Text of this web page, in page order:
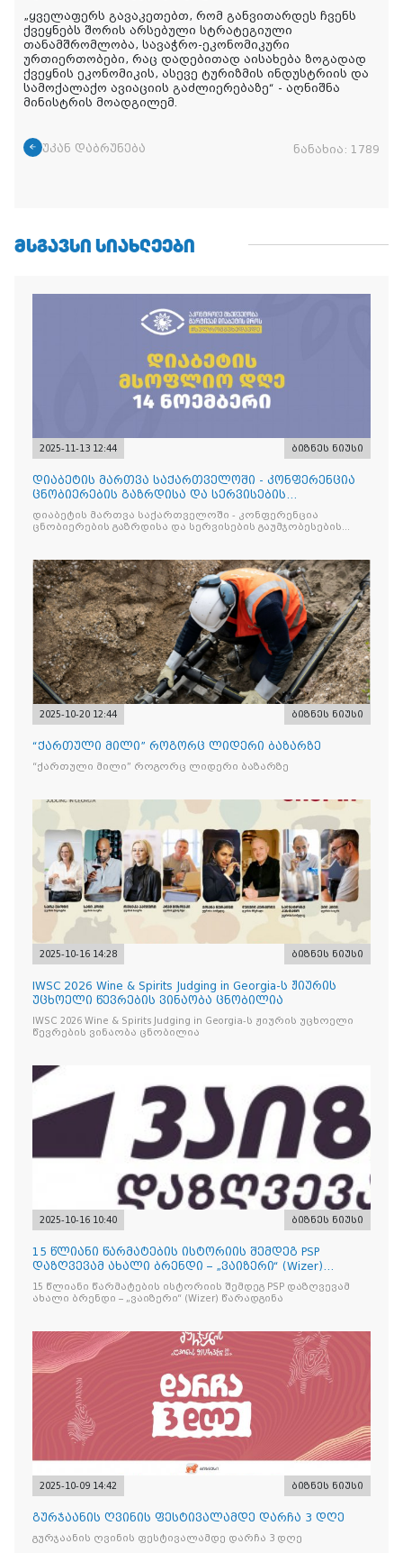
„ყველაფერს გავაკეთებთ, რომ განვითარდეს ჩვენს
ქვეყნებს შორის არსებული სტრატეგიული
თანამშრომლობა, სავაჭრო-ეკონომიკური
ურთიერთობები, რაც დადებითად აისახება ზოგადად
ქვეყნის ეკონომიკის, ასევე ტურიზმის ინდუსტრიის და
სამოქალაქო ავიაციის გაძლიერებაზე“ - აღნიშნა
მინისტრის მოადგილემ.
უკან დაბრუნება ნანახია: 1789
ᲛᲡᲒᲐᲕᲡᲘ ᲡᲘᲐᲮᲚᲔᲔᲑᲘ
2025-11-13 12:44 ბიზნეს ნიუსი
დიაბეტის მართვა საქართველოში - კონფერენცია
ცნობიერების გაზრდისა და სერვისების
გაუმჯობესების მიზნით
დიაბეტის მართვა საქართველოში - კონფერენცია
ცნობიერების გაზრდისა და სერვისების გაუმჯობესების
2025-10-20 12:44 ბიზნეს ნიუსი
“ქართული მილი” როგორც ლიდერი ბაზარზე
“ქართული მილი” როგორც ლიდერი ბაზარზე
2025-10-16 14:28 ბიზნეს ნიუსი
IWSC 2026 Wine & Spirits Judging in Georgia-ს ჟიურის
უცხოელი წევრების ვინაობა ცნობილია
IWSC 2026 Wine & Spirits Judging in Georgia-ს ჟიურის უცხოელი
წევრების ვინაობა ცნობილია
2025-10-16 10:40 ბიზნეს ნიუსი
15 წლიანი წარმატების ისტორიის შემდეგ PSP
დაზღვევამ ახალი ბრენდი – „ვაიზერი“ (Wizer)
წარადგინა
15 წლიანი წარმატების ისტორიის შემდეგ PSP დაზღვევამ
ახალი ბრენდი – „ვაიზერი“ (Wizer) წარადგინა
2025-10-09 14:42 ბიზნეს ნიუსი
გურჯაანის ღვინის ფესტივალამდე დარჩა 3 დღე
გურჯაანის ღვინის ფესტივალამდე დარჩა 3 დღე